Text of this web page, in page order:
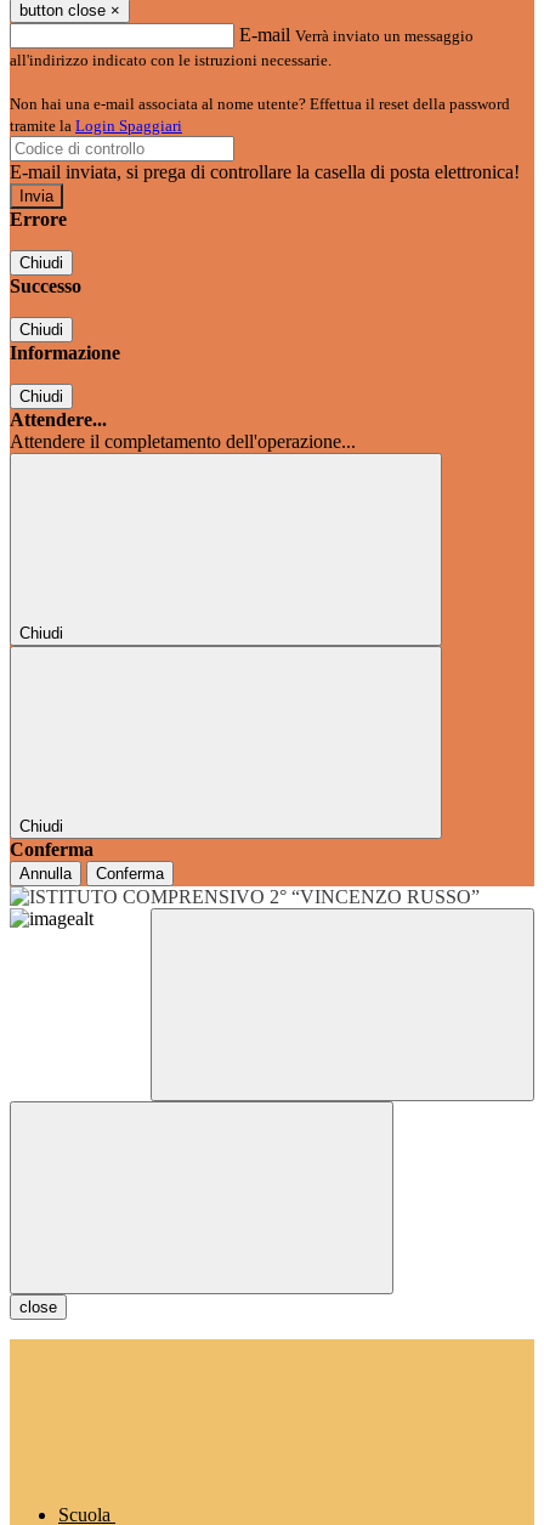
button close ×
E-mail Verrà inviato un messaggio
all'indirizzo indicato con le istruzioni necessarie.
Non hai una e-mail associata al nome utente? Effettua il reset della password
tramite la Login Spaggiari
E-mail inviata, si prega di controllare la casella di posta elettronica!
Errore
Chiudi
Successo
Chiudi
Informazione
Chiudi
Attendere...
Attendere il completamento dell'operazione...
Chiudi
Chiudi
Conferma
Annulla Conferma
close
Scuola